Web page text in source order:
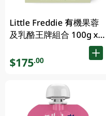
Little Freddie 有機果蓉
及乳酪王牌組合 100g x
$175.00